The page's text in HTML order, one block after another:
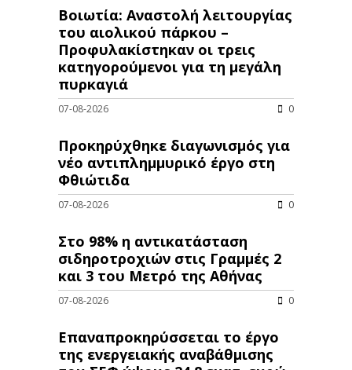
Βοιωτία: Αναστολή λειτουργίας
του αιολικού πάρκου –
Προφυλακίστηκαν οι τρεις
κατηγορούμενοι για τη μεγάλη
πυρκαγιά
07-08-2026 0
Προκηρύχθηκε διαγωνισμός για
νέo αντιπλημμυρικό έργο στη
Φθιώτιδα
07-08-2026 0
Στο 98% η αντικατάσταση
σιδηροτροχιών στις Γραμμές 2
και 3 του Μετρό της Αθήνας
07-08-2026 0
Επαναπροκηρύσσεται το έργο
της ενεργειακής αναβάθμισης